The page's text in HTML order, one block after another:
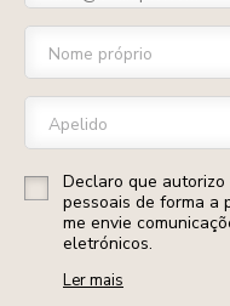
Nome próprio
Apelido
Declaro que
pessoais de forma a
me envie
eletrónicos.
Ler mais